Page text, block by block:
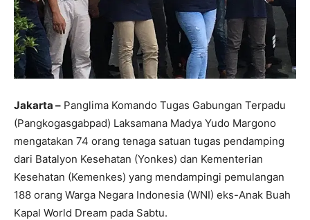
Jakarta – Panglima Komando Tugas Gabungan Terpadu
(Pangkogasgabpad) Laksamana Madya Yudo Margono
mengatakan 74 orang tenaga satuan tugas pendamping
dari Batalyon Kesehatan (Yonkes) dan Kementerian
Kesehatan (Kemenkes) yang mendampingi pemulangan
188 orang Warga Negara Indonesia (WNI) eks-Anak Buah
Kapal World Dream pada Sabtu.